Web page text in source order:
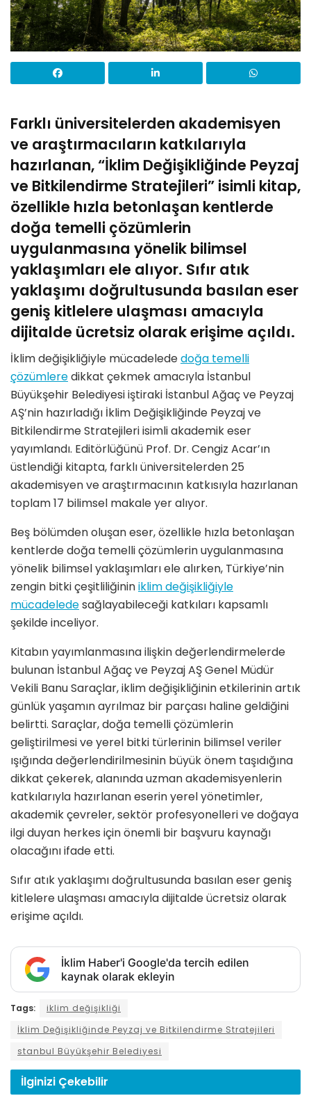
Farklı üniversitelerden akademisyen
ve araştırmacıların katkılarıyla
hazırlanan, “İklim Değişikliğinde Peyzaj
ve Bitkilendirme Stratejileri” isimli kitap,
özellikle hızla betonlaşan kentlerde
doğa temelli çözümlerin
uygulanmasına yönelik bilimsel
yaklaşımları ele alıyor. Sıfır atık
yaklaşımı doğrultusunda basılan eser
geniş kitlelere ulaşması amacıyla
dijitalde ücretsiz olarak erişime açıldı.
İklim değişikliğiyle mücadelededoğa temelli
çözümleredikkat çekmek amacıyla İstanbul
Büyükşehir Belediyesi iştiraki İstanbul Ağaç ve Peyzaj
AŞ’nin hazırladığı İklim Değişikliğinde Peyzaj ve
Bitkilendirme Stratejileri isimli akademik eser
yayımlandı. Editörlüğünü Prof. Dr. Cengiz Acar’ın
üstlendiği kitapta, farklı üniversitelerden 25
akademisyen ve araştırmacının katkısıyla hazırlanan
toplam 17 bilimsel makale yer alıyor.
Beş bölümden oluşan eser, özellikle hızla betonlaşan
kentlerde doğa temelli çözümlerin uygulanmasına
yönelik bilimsel yaklaşımları ele alırken, Türkiye’nin
zengin bitki çeşitliliğininiklim değişikliğiyle
mücadeledesağlayabileceği katkıları kapsamlı
şekilde inceliyor.
Kitabın yayımlanmasına ilişkin değerlendirmelerde
bulunan İstanbul Ağaç ve Peyzaj AŞ Genel Müdür
Vekili Banu Saraçlar, iklim değişikliğinin etkilerinin artık
günlük yaşamın ayrılmaz bir parçası haline geldiğini
belirtti. Saraçlar, doğa temelli çözümlerin
geliştirilmesi ve yerel bitki türlerinin bilimsel veriler
ışığında değerlendirilmesinin büyük önem taşıdığına
dikkat çekerek, alanında uzman akademisyenlerin
katkılarıyla hazırlanan eserin yerel yönetimler,
akademik çevreler, sektör profesyonelleri ve doğaya
ilgi duyan herkes için önemli bir başvuru kaynağı
olacağını ifade etti.
Sıfır atık yaklaşımı doğrultusunda basılan eser geniş
kitlelere ulaşması amacıyla dijitalde ücretsiz olarak
erişime açıldı.
İklim Haber'i Google'da tercih edilen
kaynak olarak ekleyin
Tags:
iklim değişikliği
İklim Değişikliğinde Peyzaj ve Bitkilendirme Stratejileri
stanbul Büyükşehir Belediyesi
İlginizi Çekebilir